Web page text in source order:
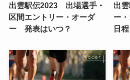
出雲駅伝2023 出場選手・
区間エントリー・オーダ
ー 発表はいつ？
出
ー
日